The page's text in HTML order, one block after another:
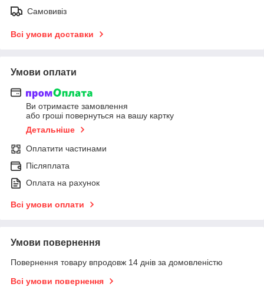
Самовивіз
Всі умови доставки
Умови оплати
Ви отримаєте замовлення
або гроші повернуться на вашу картку
Детальніше
Оплатити частинами
Післяплата
Оплата на рахунок
Всі умови оплати
Умови повернення
Повернення товару впродовж 14 днів за домовленістю
Всі умови повернення